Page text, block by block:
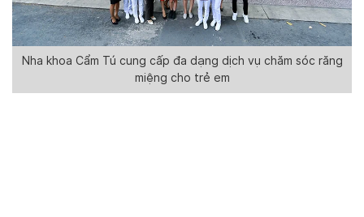
Nha khoa Cẩm Tú cung cấp đa dạng dịch vụ chăm sóc răng
miệng cho trẻ em